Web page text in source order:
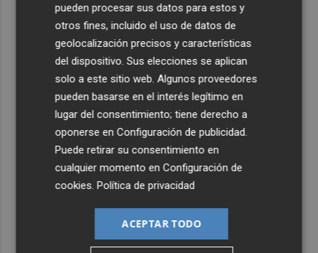
pueden procesar sus datos para estos y
otros fines, incluido el uso de datos de
geolocalización precisos y características
del dispositivo. Sus elecciones se aplican
solo a este sitio web. Algunos proveedores
pueden basarse en el interés legítimo en
lugar del consentimiento; tiene derecho a
oponerse enConfiguración de publicidad.
Puede retirar su consentimiento en
cualquier momento enConfiguración de
cookies.Política de privacidad
ACEPTAR TODO